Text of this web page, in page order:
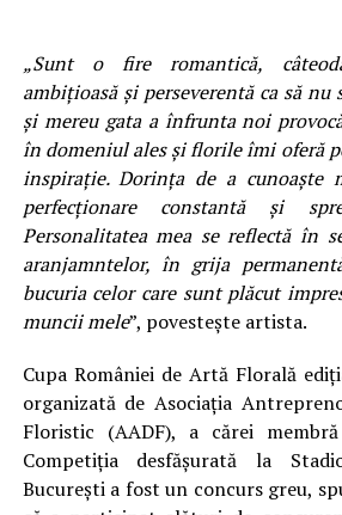
„Sunt o fire romantică,
ambițioasă și perseverentă ca să nu
și mereu gata a înfrunta noi
în domeniul ales și florile îmi oferă
inspirație. Dorința de a cunoaște
perfecționare constantă și
Personalitatea mea se reflectă în
aranjamntelor, în grija
bucuria celor care sunt plăcut
muncii mele”, povestește artista.
Cupa României de Artă Florală
organizată de Asociația
Floristic (AADF), a cărei
Competiția desfășurată la
București a fost un concurs greu,